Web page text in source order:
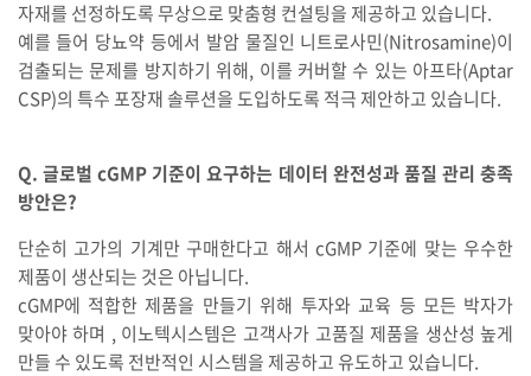
자재를 선정하도록 무상으로 맞춤형 컨설팅을 제공하고 있습니다.
예를 들어 당뇨약 등에서 발암 물질인 니트로사민(Nitrosamine)이
검출되는 문제를 방지하기 위해, 이를 커버할 수 있는 아프타(Aptar
CSP)의 특수 포장재 솔루션을 도입하도록 적극 제안하고 있습니다.
Q. 글로벌 cGMP 기준이 요구하는 데이터 완전성과 품질 관리 충족
방안은?
단순히 고가의 기계만 구매한다고 해서 cGMP 기준에 맞는 우수한
제품이 생산되는 것은 아닙니다.
cGMP에 적합한 제품을 만들기 위해 투자와 교육 등 모든 박자가
맞아야 하며 , 이노텍시스템은 고객사가 고품질 제품을 생산성 높게
만들 수 있도록 전반적인 시스템을 제공하고 유도하고 있습니다.